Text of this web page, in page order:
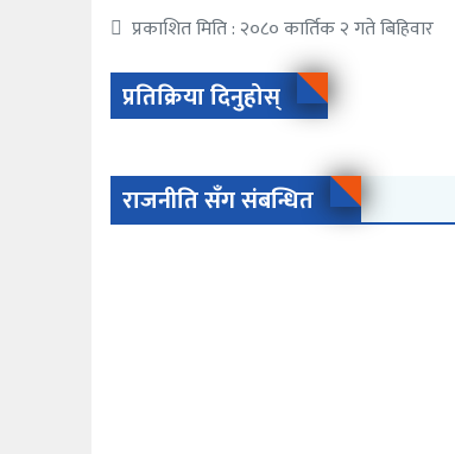
प्रकाशित मिति : २०८० कार्तिक २ गते बिहिवार
प्रतिक्रिया दिनुहोस्
राजनीति सँग संबन्धित